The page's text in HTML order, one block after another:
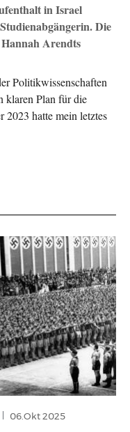
in Israel
Die
Arendts
Politikwissenschaften
klaren Plan für die
hatte mein letztes
06.Okt 2025